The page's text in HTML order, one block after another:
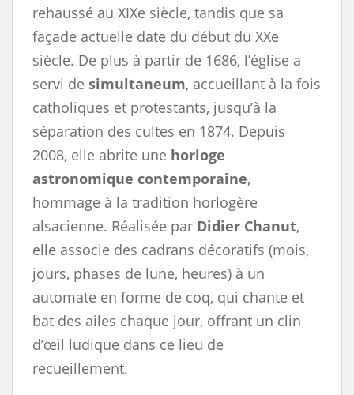
rehaussé au XIXe siècle, tandis que sa
façade actuelle date du début du XXe
siècle. De plus à partir de 1686, l’église a
servi de simultaneum, accueillant à la fois
catholiques et protestants, jusqu’à la
séparation des cultes en 1874. Depuis
2008, elle abrite une horloge
astronomique contemporaine,
hommage à la tradition horlogère
alsacienne. Réalisée par Didier Chanut,
elle associe des cadrans décoratifs (mois,
jours, phases de lune, heures) à un
automate en forme de coq, qui chante et
bat des ailes chaque jour, offrant un clin
d’œil ludique dans ce lieu de
recueillement.